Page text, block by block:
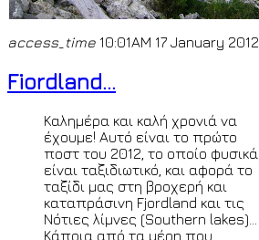
access_time 10:01AM 17 January 2012
Fiordland...
Καλημέρα και καλή χρονιά να
έχουμε! Αυτό είναι το πρώτο
ποστ του 2012, το οποίο φυσικά
είναι ταξιδιωτικό, και αφορά το
ταξίδι μας στη βροχερή και
καταπράσινη Fjordland και τις
Νότιες λίμνες (Southern lakes)...
Κάποια από τα μέρη που